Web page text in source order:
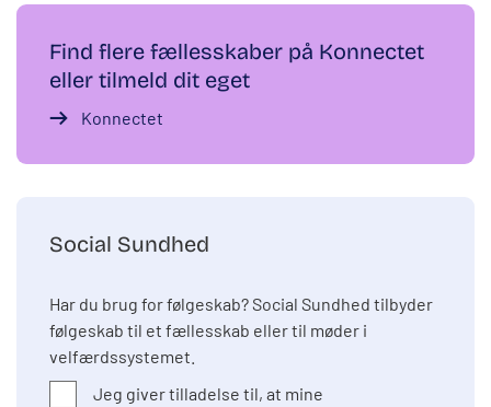
Find flere fællesskaber på Konnectet
eller tilmeld dit eget
Konnectet
Social Sundhed
Har du brug for følgeskab? Social Sundhed tilbyder
følgeskab til et fællesskab eller til møder i
velfærdssystemet.
Jeg giver tilladelse til, at mine